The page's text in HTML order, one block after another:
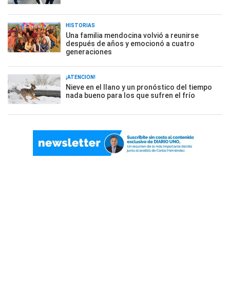
HISTORIAS
Una familia mendocina volvió a reunirse
después de años y emocionó a cuatro
generaciones
¡ATENCIÓN!
Nieve en el llano y un pronóstico del tiempo
nada bueno para los que sufren el frío